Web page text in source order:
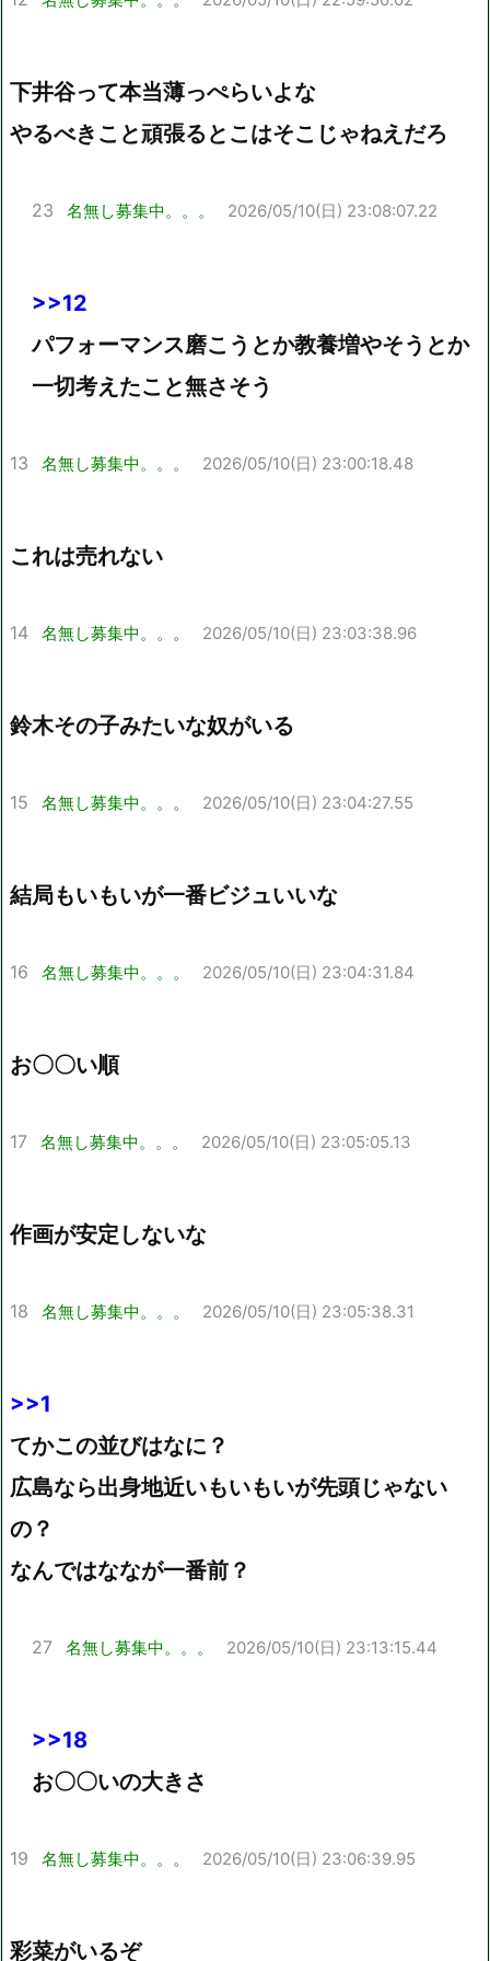
下井谷って本当薄っぺらいよな
やるべきこと頑張るとこはそこじゃねえだろ
23 名無し募集中。。。 2026/05/10(日) 23:08:07.22
>>12
パフォーマンス磨こうとか教養増やそうとか
一切考えたこと無さそう
13 名無し募集中。。。 2026/05/10(日) 23:00:18.48
これは売れない
14 名無し募集中。。。 2026/05/10(日) 23:03:38.96
鈴木その子みたいな奴がいる
15 名無し募集中。。。 2026/05/10(日) 23:04:27.55
結局もいもいが一番ビジュいいな
16 名無し募集中。。。 2026/05/10(日) 23:04:31.84
お〇〇い順
17 名無し募集中。。。 2026/05/10(日) 23:05:05.13
作画が安定しないな
18 名無し募集中。。。 2026/05/10(日) 23:05:38.31
>>1
てかこの並びはなに？
広島なら出身地近いもいもいが先頭じゃない
の？
なんではななが一番前？
27 名無し募集中。。。 2026/05/10(日) 23:13:15.44
>>18
お〇〇いの大きさ
19 名無し募集中。。。 2026/05/10(日) 23:06:39.95
彩菜がいるぞ